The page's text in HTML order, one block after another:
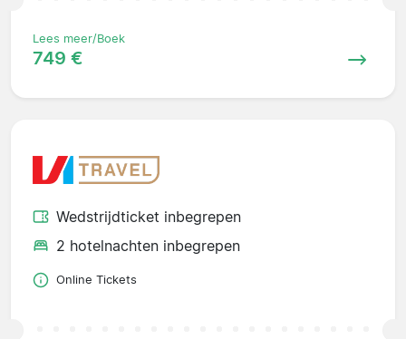
Lees meer/Boek
749 €
Wedstrijdticket inbegrepen
2 hotelnachten inbegrepen
Online Tickets